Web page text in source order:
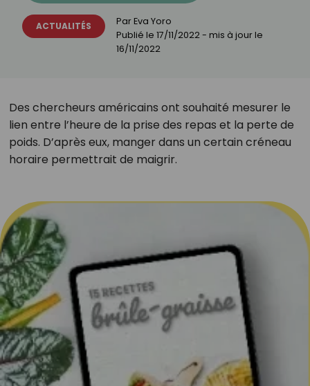
ACTUALITÉS ParEva Yoro
Publié le 17/11/2022- mis à jour le
16/11/2022
Des chercheurs américains ont souhaité mesurer le
lien entre l’heure de la prise des repas et la perte de
poids. D’après eux, manger dans un certain créneau
horaire permettrait de maigrir.